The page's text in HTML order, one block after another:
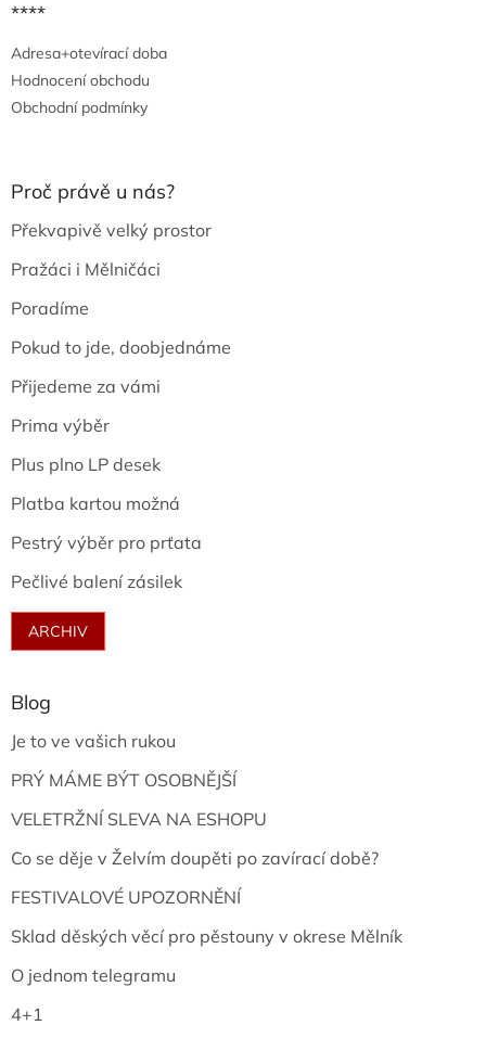
****
Adresa+otevírací doba
Hodnocení obchodu
Obchodní podmínky
Proč právě u nás?
Překvapivě velký prostor
Pražáci i Mělničáci
Poradíme
Pokud to jde, doobjednáme
Přijedeme za vámi
Prima výběr
Plus plno LP desek
Platba kartou možná
Pestrý výběr pro prťata
Pečlivé balení zásilek
ARCHIV
Blog
Je to ve vašich rukou
PRÝ MÁME BÝT OSOBNĚJŠÍ
VELETRŽNÍ SLEVA NA ESHOPU
Co se děje v Želvím doupěti po zavírací době?
FESTIVALOVÉ UPOZORNĚNÍ
Sklad děských věcí pro pěstouny v okrese Mělník
O jednom telegramu
4+1